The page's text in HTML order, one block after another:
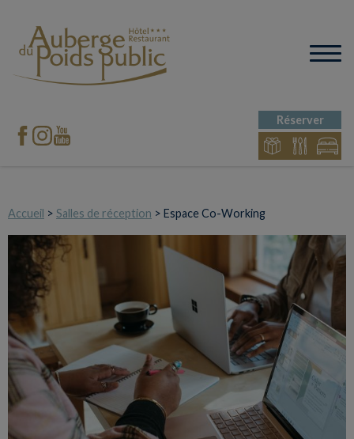
Réserver
Accueil > Salles de réception > Espace Co-Working